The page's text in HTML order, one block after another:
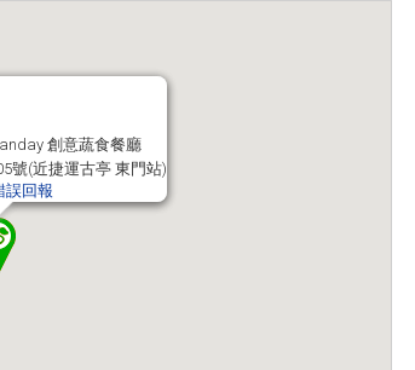
創意蔬食餐廳
號(近捷運古亭 東門站)
誤回報
創意蔬食餐廳
號(近捷運古亭 東門站)
誤回報